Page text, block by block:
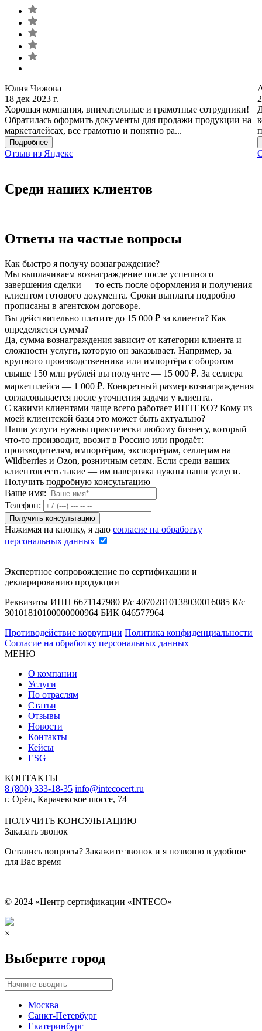
Юлия Чижова
18 дек 2023 г.
Хорошая компания, внимательные и грамотные сотрудники!
Обратилась оформить документы для продажи продукции на
маркеталейсах, все грамотно и понятно ра...
Подробнее
Отзыв из Яндекс
Среди наших клиентов
Ответы на частые вопросы
Как быстро я получу вознаграждение?
Мы выплачиваем вознаграждение после успешного
завершения сделки — то есть после оформления и получения
клиентом готового документа. Сроки выплаты подробно
прописаны в агентском договоре.
Вы действительно платите до 15 000 ₽ за клиента? Как
определяется сумма?
Да, сумма вознаграждения зависит от категории клиента и
сложности услуги, которую он заказывает. Например, за
крупного производственника или импортёра с оборотом
свыше 150 млн рублей вы получите — 15 000 ₽. За селлера
маркетплейса — 1 000 ₽. Конкретный размер вознаграждения
согласовывается после уточнения задачи у клиента.
С какими клиентами чаще всего работает ИНТЕКО? Кому из
моей клиентской базы это может быть актуально?
Наши услуги нужны практически любому бизнесу, который
что-то производит, ввозит в Россию или продаёт:
производителям, импортёрам, экспортёрам, селлерам на
Wildberries и Ozon, розничным сетям. Если среди ваших
клиентов есть такие — им наверняка нужны наши услуги.
Получить подробную консультацию
Ваше имя:
Телефон:
Нажимая на кнопку, я даю согласие на обработку
персональных данных
Экспертное сопровождение по сертификации и
декларированию продукции
Реквизиты ИНН 6671147980 Р/с 40702810138030016085 К/с
30101810100000000964 БИК 046577964
Противодействие коррупции Политика конфиденциальности
Согласие на обработку персональных данных
МЕНЮ
О компании
Услуги
По отраслям
Статьи
Отзывы
Новости
Контакты
Кейсы
ESG
КОНТАКТЫ
8 (800) 333-18-35 info@intecocert.ru
г. Орёл, Карачевское шоссе, 74
ПОЛУЧИТЬ КОНСУЛЬТАЦИЮ
Заказать звонок
Остались вопросы? Закажите звонок и я позвоню в удобное
для Вас время
© 2024 «Центр сертификации «INTECO»
×
Выберите город
Москва
Санкт-Петербург
Екатеринбург